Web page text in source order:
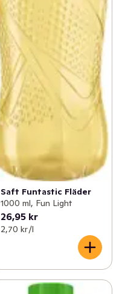
Saft Funtastic Fläder
1000 ml, Fun Light
26,95 kr
2,70 kr /l